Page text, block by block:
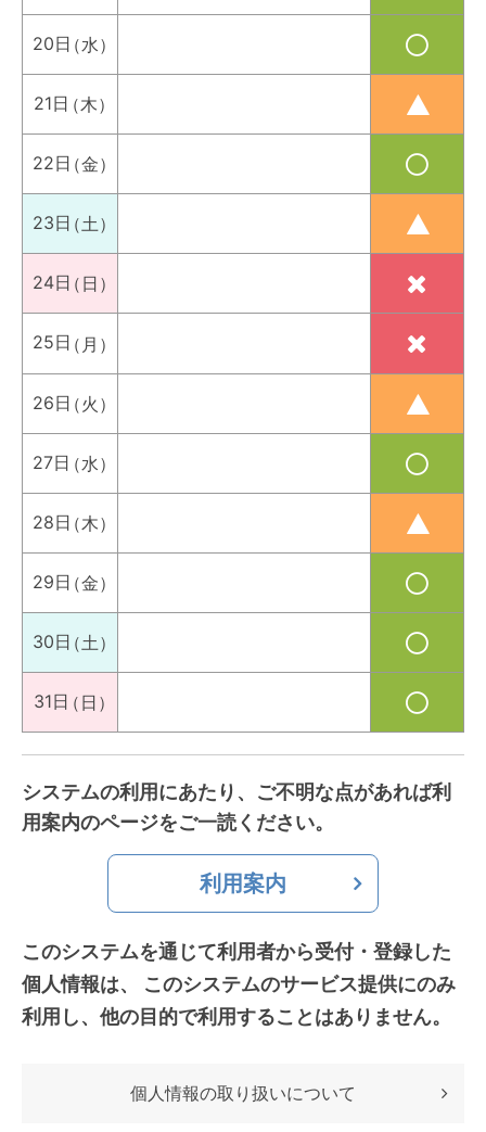
20日（水）
21日（木）
22日（金）
23日（土）
24日（日）
25日（月）
26日（火）
27日（水）
28日（木）
29日（金）
30日（土）
31日（日）
システムの利用にあたり、ご不明な点があれば利
用案内のページをご一読ください。
利用案内
このシステムを通じて利用者から受付・登録した
個人情報は、
このシステムのサービス提供にのみ
利用し、他の目的で利用することはありません。
個人情報の取り扱いについて